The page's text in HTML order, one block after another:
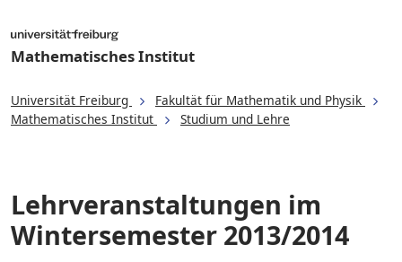
Mathematisches Institut
Universität Freiburg
Fakultät für Mathematik und Physik
Mathematisches Institut
Studium und Lehre
Lehrveranstaltungen im
Wintersemester 2013/2014